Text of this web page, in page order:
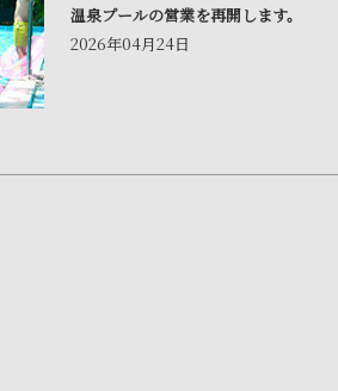
温泉プールの営業を再開します。
2026年04月24日